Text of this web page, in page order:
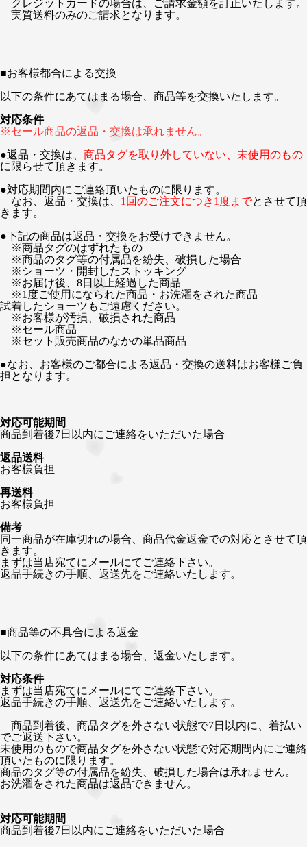
クレジットカードの場合は、ご請求金額を訂正いたします。
実質送料のみのご請求となります。
■お客様都合による交換
以下の条件にあてはまる場合、商品等を交換いたします。
対応条件
※セール商品の返品・交換は承れません。
●返品・交換は、 商品タグを取り外していない、未使用のもの
に限らせて頂きます。
●対応期間内にご連絡頂いたものに限ります。
なお、返品・交換は、 1回のご注文につき1度までとさせて頂
きます。
●下記の商品は返品・交換をお受けできません。
※商品タグのはずれたもの
※商品のタグ等の付属品を紛失、破損した場合
※ショーツ・開封したストッキング
※お届け後、8日以上経過した商品
※1度ご使用になられた商品・お洗濯をされた商品
試着したショーツもご遠慮ください。
※お客様が汚損、破損された商品
※セール商品
※セット販売商品のなかの単品商品
●なお、お客様のご都合による返品・交換の送料はお客様ご負
担となります。
対応可能期間
商品到着後7日以内にご連絡をいただいた場合
返品送料
お客様負担
再送料
お客様負担
備考
同一商品が在庫切れの場合、商品代金返金での対応とさせて頂
きます。
まずは当店宛てにメールにてご連絡下さい。
返品手続きの手順、返送先をご連絡いたします。
■商品等の不具合による返金
以下の条件にあてはまる場合、返金いたします。
対応条件
まずは当店宛てにメールにてご連絡下さい。
返品手続きの手順、返送先をご連絡いたします。
商品到着後、商品タグを外さない状態で7日以内に、着払い
でご返送下さい。
未使用のもので商品タグを外さない状態で対応期間内にご連絡
頂いたものに限ります。
商品のタグ等の付属品を紛失、破損した場合は承れません。
お洗濯をされた商品は返品できません。
対応可能期間
商品到着後7日以内にご連絡をいただいた場合